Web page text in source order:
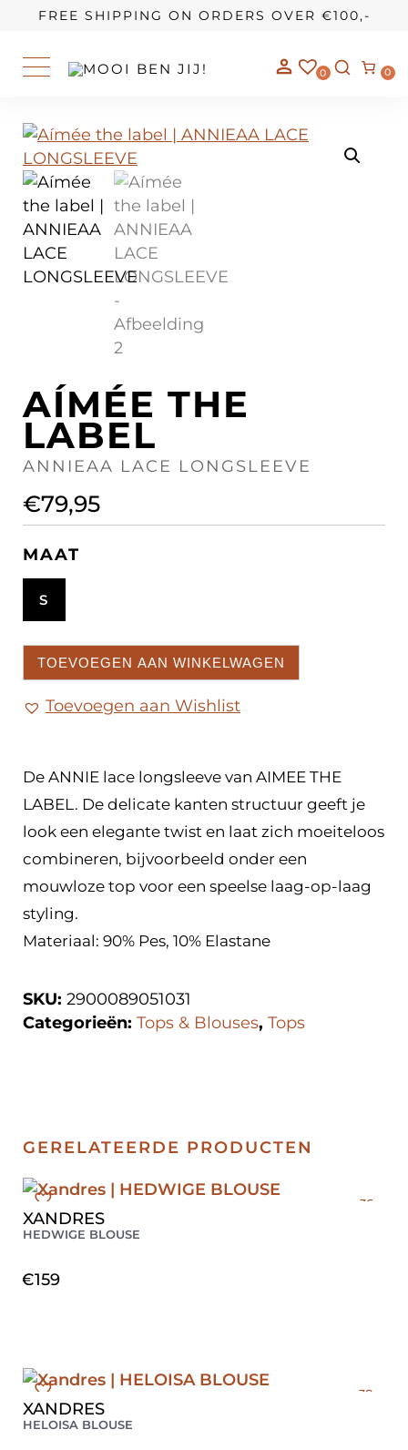
FREE SHIPPING ON ORDERS OVER €100,-
0 0
OUR STORY
AÍMÉE THE
LABEL
ANNIEAA LACE LONGSLEEVE
€79,95
MAAT
S
TOEVOEGEN AAN WINKELWAGEN
Toevoegen aan Wishlist
De ANNIE lace longsleeve van AIMEE THE
LABEL. De delicate kanten structuur geeft je
look een elegante twist en laat zich moeiteloos
combineren, bijvoorbeeld onder een
mouwloze top voor een speelse laag-op-laag
styling.
Materiaal: 90% Pes, 10% Elastane
SKU: 2900089051031
Categorieën: Tops & Blouses, Tops
GERELATEERDE PRODUCTEN
XANDRES
HEDWIGE BLOUSE
€159
36
XANDRES
HELOISA BLOUSE
38